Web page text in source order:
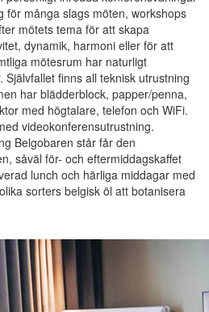
för många slags möten, workshops
mötets tema för att skapa
dynamik, harmoni eller för att
mötesrum har naturligt
Självfallet finns all teknisk utrustning
har blädderblock, papper/penna,
med högtalare, telefon och WiFi.
videokonferensutrustning.
Belgobaren står får den
såväl för- och eftermiddagskaffet
lunch och härliga middagar med
sorters belgisk öl att botanisera